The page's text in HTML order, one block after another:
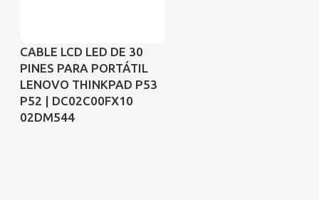
CABLE LCD LED DE 30
PINES PARA PORTÁTIL
LENOVO THINKPAD P53
P52 | DC02C00FX10
02DM544